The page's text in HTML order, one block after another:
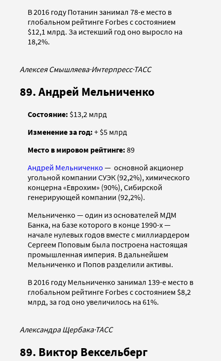
В 2016 году Потанин занимал 78-е место в
глобальном рейтинге Forbes с состоянием
$12,1 млрд. За истекший год оно выросло на
18,2%.
Алексея Смышляева·Интерпресс·ТАСС
89. Андрей Мельниченко
Состояние: $13,2 млрд
Изменение за год: + $5 млрд
Место в мировом рейтинге: 89
Андрей Мельниченко — основной акционер
угольной компании СУЭК (92,2%), химического
концерна «Еврохим» (90%), Сибирской
генерирующей компании (92,2%).
Мельниченко — один из основателей МДМ
Банка, на базе которого в конце 1990-х —
начале нулевых годов вместе с миллиардером
Сергеем Поповым была построена настоящая
промышленная империя. В дальнейшем
Мельниченко и Попов разделили активы.
В 2016 году Мельниченко занимал 139-е место в
глобальном рейтинге Forbes с состоянием $8,2
млрд, за год оно увеличилось на 61%.
Александра Щербака·ТАСС
89. Виктор Вексельберг